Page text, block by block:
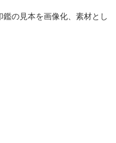
の見本を画像化、素材とし